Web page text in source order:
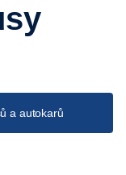
a autokarů